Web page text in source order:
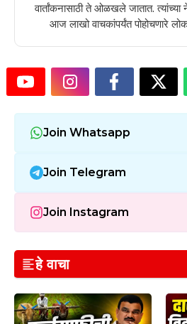
वार्तांकनासाठी ते ओळखले जातात.
आज लाखो वाचकांपर्यंत पोहोचणारे
Join Whatsapp
Join Telegram
Join Instagram
हे वाचा